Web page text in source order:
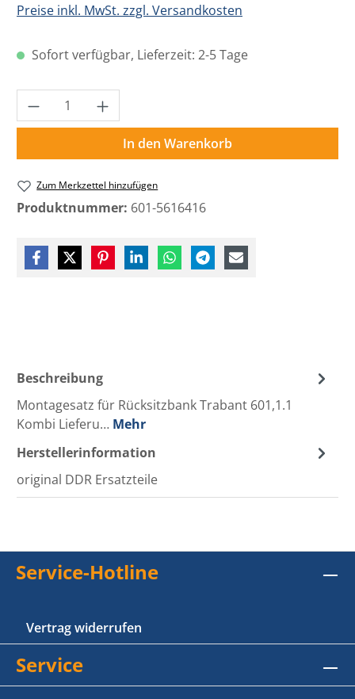
Preise inkl. MwSt. zzgl. Versandkosten
Sofort verfügbar, Lieferzeit: 2-5 Tage
Produkt Anzahl: Gib den gewünschten
In den Warenkorb
Zum Merkzettel hinzufügen
Produktnummer: 601-5616416
Beschreibung
Montagesatz für Rücksitzbank Trabant 601,1.1
Kombi Lieferu… Mehr
Herstellerinformation
original DDR Ersatzteile
Service-Hotline
Vertrag widerrufen
Service